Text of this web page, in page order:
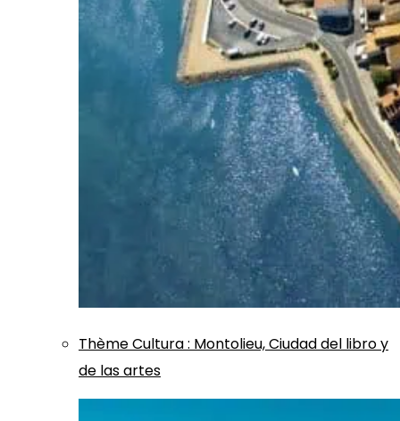
ThèmeCultura: Montolieu, Ciudad del libro y
de las artes